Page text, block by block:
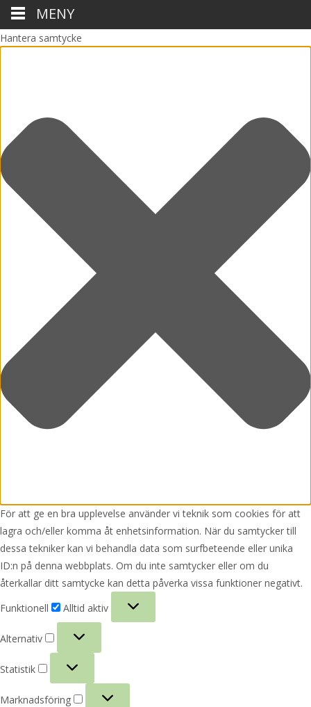
Hantera samtycke
För att ge en bra upplevelse använder vi teknik som cookies för att
lagra och/eller komma åt enhetsinformation. När du samtycker till
dessa tekniker kan vi behandla data som surfbeteende eller unika
ID:n på denna webbplats. Om du inte samtycker eller om du
återkallar ditt samtycke kan detta påverka vissa funktioner negativt.
Funktionell
Alltid aktiv
Alternativ
Statistik
Marknadsföring
MENY